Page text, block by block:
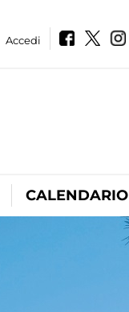
Accedi
CALENDARIO